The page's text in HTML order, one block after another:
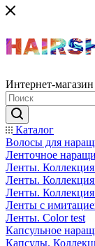
Интернет-магазин
Каталог
Волосы для
Ленточное
Ленты. Коллекция
Ленты. Коллекция
Ленты.
Ленты с
Ленты. Color test
Капсульное
Капсулы.